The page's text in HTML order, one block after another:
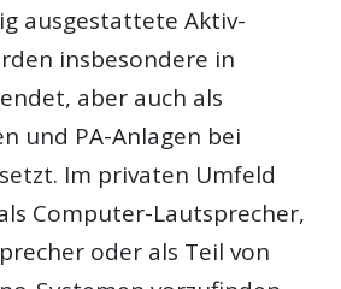
ausgestattete Aktiv-
insbesondere in
aber auch als
und PA-Anlagen bei
Im privaten Umfeld
Computer-Lautsprecher,
oder als Teil von